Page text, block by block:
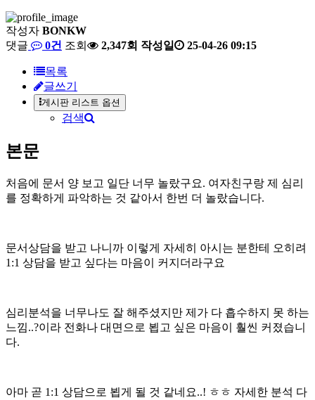
작성자 BONKW
댓글
0건 조회 2,347회 작성일 25-04-26 09:15
목록
글쓰기
게시판 리스트 옵션
검색
본문
처음에 문서 양 보고 일단 너무 놀랐구요. 여자친구랑 제 심리
를 정확하게 파악하는 것 같아서 한번 더 놀랐습니다.
문서상담을 받고 나니까 이렇게 자세히 아시는 분한테 오히려
1:1 상담을 받고 싶다는 마음이 커지더라구요
심리분석을 너무나도 잘 해주셨지만 제가 다 흡수하지 못 하는
느낌..?이라 전화나 대면으로 뵙고 싶은 마음이 훨씬 커졌습니
다.
아마 곧 1:1 상담으로 뵙게 될 것 같네요..! ㅎㅎ 자세한 분석 다